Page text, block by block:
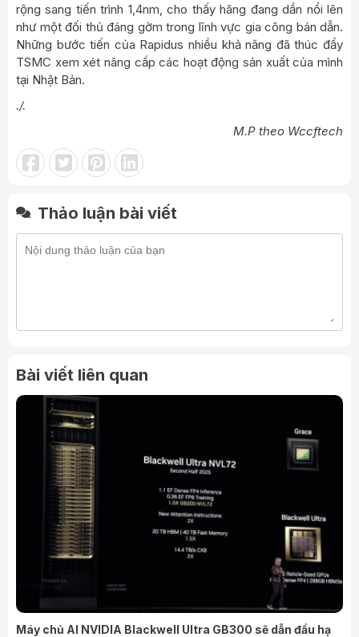
rộng sang tiến trình 1,4nm, cho thấy hãng đang dần nổi lên
như một đối thủ đáng gờm trong lĩnh vực gia công bán dẫn.
Những bước tiến của Rapidus nhiều khả năng đã thúc đẩy
TSMC xem xét nâng cấp các hoạt động sản xuất của mình
tại Nhật Bản.
./.
M.P theo Wccftech
Thảo luận bài viết
Bài viết liên quan
Máy chủ AI NVIDIA Blackwell Ultra GB300 sẽ dẫn đầu hạ